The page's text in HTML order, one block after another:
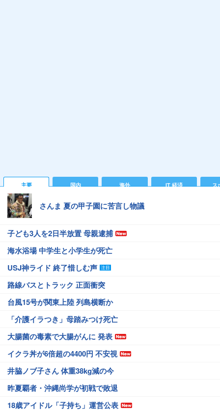
主要 国内 海外 IT 経済 ス
さんま 夏の甲子園に苦言し物議
子ども3人を2日半放置 母親逮捕
海水浴場 中学生と小学生が死亡
USJ神ライド 終了惜しむ声
路線バスとトラック 正面衝突
台風15号が関東上陸 列島横断か
「介護イラつき」母踏みつけ死亡
大腸菌の毒素で大腸がんに 発表
イクラ丼が6倍超の4400円 不安視
井脇ノブ子さん 体重38kg減の今
昨夏覇者・沖縄尚学が初戦で敗退
18歳アイドル「子持ち」運営公表